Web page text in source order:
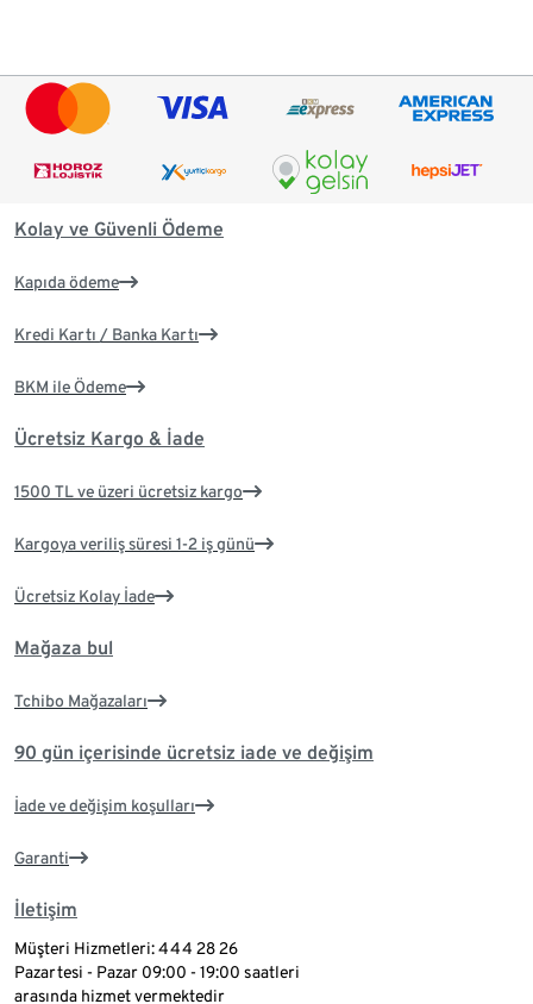
Kolay ve Güvenli Ödeme
Kapıda ödeme
Kredi Kartı / Banka Kartı
BKM ile Ödeme
Ücretsiz Kargo & İade
1500 TL ve üzeri ücretsiz kargo
Kargoya veriliş süresi 1-2 iş günü
Ücretsiz Kolay İade
Mağaza bul
Tchibo Mağazaları
90 gün içerisinde ücretsiz iade ve değişim
İade ve değişim koşulları
Garanti
İletişim
Müşteri Hizmetleri: 444 28 26
Pazartesi - Pazar 09:00 - 19:00 saatleri
arasında hizmet vermektedir